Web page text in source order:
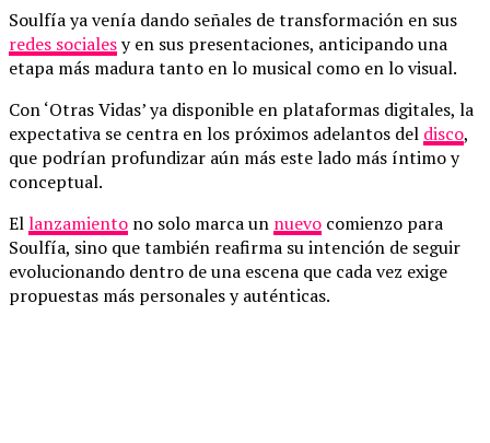
Soulfía ya venía dando señales de transformación en sus
redes socialesy en sus presentaciones, anticipando una
etapa más madura tanto en lo musical como en lo visual.
Con ‘Otras Vidas’ ya disponible en plataformas digitales, la
expectativa se centra en los próximos adelantos del disco,
que podrían profundizar aún más este lado más íntimo y
conceptual.
Ellanzamiento no solo marca un nuevo comienzo para
Soulfía, sino que también reafirma su intención de seguir
evolucionando dentro de una escena que cada vez exige
propuestas más personales y auténticas.